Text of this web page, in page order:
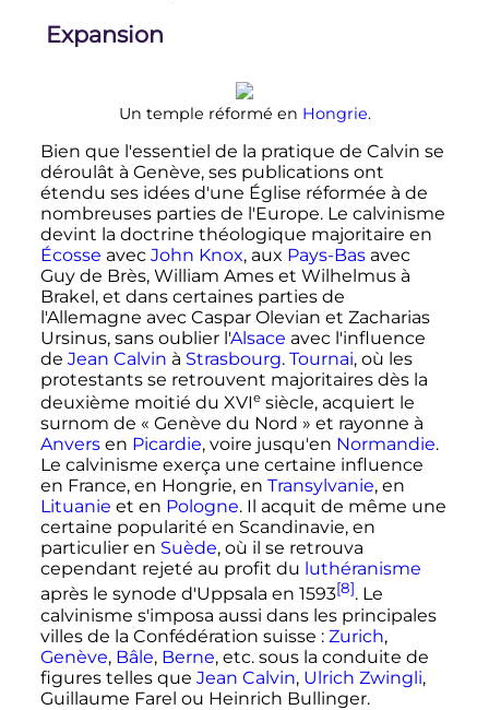
Expansion
Un temple réformé en Hongrie.
Bien que l'essentiel de la pratique de Calvin se
déroulât à Genève, ses publications ont
étendu ses idées d'une Église réformée à de
nombreuses parties de l'Europe. Le calvinisme
devint la doctrine théologique majoritaire en
Écosse avec John Knox, aux Pays-Basavec
Guy de Brès, William Ames et Wilhelmus à
Brakel, et dans certaines parties de
l'Allemagne avec Caspar Olevian et Zacharias
Ursinus, sans oublier l'Alsace avec l'influence
de Jean Calvin à Strasbourg. Tournai, où les
protestants se retrouvent majoritaires dès la
deuxième moitié du XVIe siècle, acquiert le
surnom de « Genève du Nord » et rayonne à
Anversen Picardie, voire jusqu'en Normandie.
Le calvinisme exerça une certaine influence
en France, en Hongrie, en Transylvanie, en
Lituanie et en Pologne. Il acquit de même une
certaine popularité en Scandinavie, en
particulier en Suède, où il se retrouva
cependant rejeté au profit du luthéranisme
après le synode d'Uppsala en 1593[8]. Le
calvinisme s'imposa aussi dans les principales
villes de la Confédération suisse : Zurich,
Genève, Bâle, Berne, etc. sous la conduite de
figures telles que Jean Calvin, Ulrich Zwingli,
Guillaume Farel ou Heinrich Bullinger.